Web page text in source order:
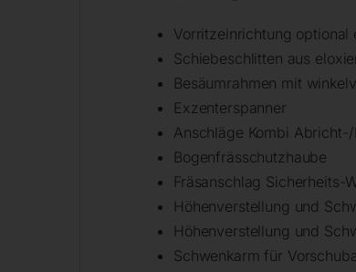
Vorritzeinrichtung optional
Schiebeschlitten aus
Besäumrahmen mit
Exzenterspanner
Anschläge Kombi
Bogenfrässchutzhaube
Fräsanschlag Sicherheits-
Höhenverstellung und
Höhenverstellung und
Schwenkarm für